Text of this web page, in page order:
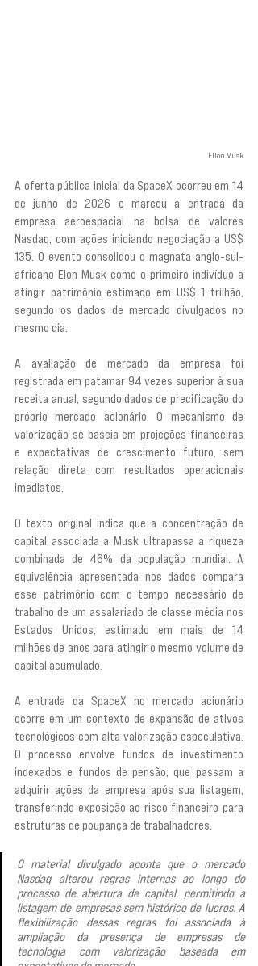
Ellon Musk
A oferta pública inicial da SpaceX ocorreu em 14
de junho de 2026 e marcou a entrada da
empresa aeroespacial na bolsa de valores
Nasdaq, com ações iniciando negociação a US$
135. O evento consolidou o magnata anglo-sul-
africano Elon Musk como o primeiro indivíduo a
atingir patrimônio estimado em US$ 1 trilhão,
segundo os dados de mercado divulgados no
mesmo dia.
A avaliação de mercado da empresa foi
registrada em patamar 94 vezes superior à sua
receita anual, segundo dados de precificação do
próprio mercado acionário. O mecanismo de
valorização se baseia em projeções financeiras
e expectativas de crescimento futuro, sem
relação direta com resultados operacionais
imediatos.
O texto original indica que a concentração de
capital associada a Musk ultrapassa a riqueza
combinada de 46% da população mundial. A
equivalência apresentada nos dados compara
esse patrimônio com o tempo necessário de
trabalho de um assalariado de classe média nos
Estados Unidos, estimado em mais de 14
milhões de anos para atingir o mesmo volume de
capital acumulado.
A entrada da SpaceX no mercado acionário
ocorre em um contexto de expansão de ativos
tecnológicos com alta valorização especulativa.
O processo envolve fundos de investimento
indexados e fundos de pensão, que passam a
adquirir ações da empresa após sua listagem,
transferindo exposição ao risco financeiro para
estruturas de poupança de trabalhadores.
O material divulgado aponta que o mercado
Nasdaq alterou regras internas ao longo do
processo de abertura de capital, permitindo a
listagem de empresas sem histórico de lucros. A
flexibilização dessas regras foi associada à
ampliação da presença de empresas de
tecnologia com valorização baseada em